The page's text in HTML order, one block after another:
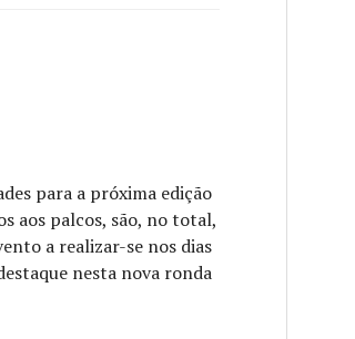
para a próxima edição
aos palcos, são, no total,
a realizar-se nos dias
nesta nova ronda